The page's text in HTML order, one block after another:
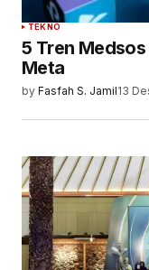
TEKNO
5 Tren
Meta
by Fasfah S. Jamil13